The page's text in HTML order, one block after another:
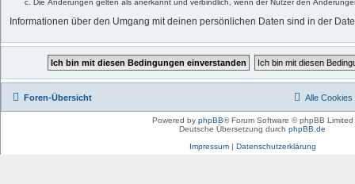
Die Änderungen gelten als anerkannt und verbindlich, wenn der Nutzer den
Informationen über den Umgang mit deinen persönlichen Daten sind in der
Foren-Übersicht Alle Cookies
Powered by phpBB® Forum Software © phpBB Limited
Deutsche Übersetzung durch phpBB.de
Impressum| Datenschutzerklärung